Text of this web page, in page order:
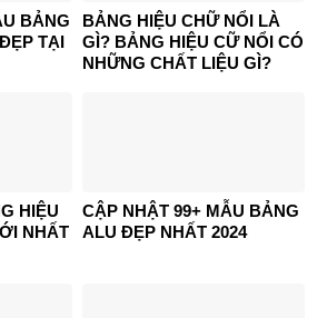
BẢNG
TẠI
BẢNG HIỆU CHỮ NỔI LÀ
GÌ? BẢNG HIỆU CỮ NỔI CÓ
NHỮNG CHẤT LIỆU GÌ?
HIỆU
NHẤT
CẬP NHẬT 99+ MẪU BẢNG
ALU ĐẸP NHẤT 2024